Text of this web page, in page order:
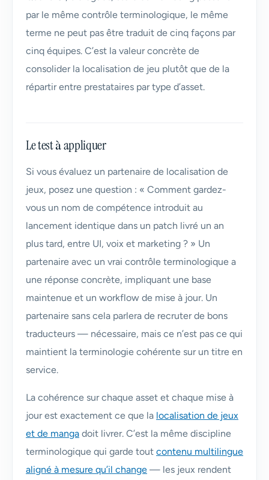
par le même contrôle terminologique, le même
terme ne peut pas être traduit de cinq façons par
cinq équipes. C’est la valeur concrète de
consolider la localisation de jeu plutôt que de la
répartir entre prestataires par type d’asset.
Le test à appliquer
Si vous évaluez un partenaire de localisation de
jeux, posez une question : « Comment gardez-
vous un nom de compétence introduit au
lancement identique dans un patch livré un an
plus tard, entre UI, voix et marketing ? » Un
partenaire avec un vrai contrôle terminologique a
une réponse concrète, impliquant une base
maintenue et un workflow de mise à jour. Un
partenaire sans cela parlera de recruter de bons
traducteurs — nécessaire, mais ce n’est pas ce qui
maintient la terminologie cohérente sur un titre en
service.
La cohérence sur chaque asset et chaque mise à
jour est exactement ce que la localisation de jeux
et de manga doit livrer. C’est la même discipline
terminologique qui garde tout contenu multilingue
aligné à mesure qu’il change — les jeux rendent